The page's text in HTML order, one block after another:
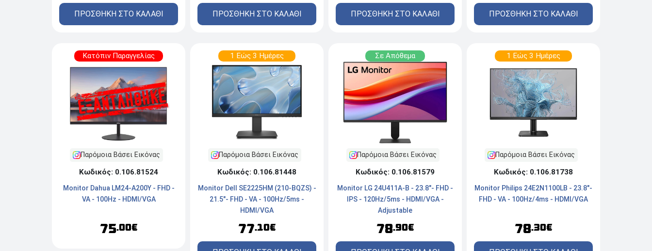
ΠΡΟΣΘΗΚΗ ΣΤΟ ΚΑΛΑΘΙ ΠΡΟΣΘΗΚΗ ΣΤΟ ΚΑΛΑΘΙ ΠΡΟΣΘΗΚΗ ΣΤΟ ΚΑΛΑΘΙ ΠΡΟΣΘΗΚΗ ΣΤΟ ΚΑΛΑΘΙ
Κατόπιν Παραγγελίας
Παρόμοια Βάσει Εικόνας
Κωδικός: 0.106.81524
Monitor Dahua LM24-A200Y - FHD -
VA - 100Hz - HDMI/VGA
75.00€
1 Εώς 3 Ημέρες
Παρόμοια Βάσει Εικόνας
Κωδικός: 0.106.81448
Monitor Dell SE2225HM (210-BQZS) -
21.5"- FHD - VA - 100Hz/5ms -
HDMI/VGA
77.10€
Σε Απόθεμα
Παρόμοια Βάσει Εικόνας
Κωδικός: 0.106.81579
Monitor LG 24U411A-B - 23.8"- FHD -
IPS - 120Hz/5ms - HDMI/VGA -
Adjustable
78.90€
1 Εώς 3 Ημέρες
Παρόμοια Βάσει Εικόνας
Κωδικός: 0.106.81738
Monitor Philips 24E2N1100LB - 23.8"-
FHD - VA - 100Hz/4ms - HDMI/VGA
78.30€